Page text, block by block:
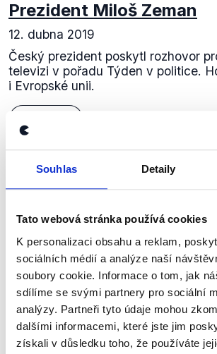
Souhlas Detaily
Tato webová stránka používá cookies
K personalizaci obsahu a reklam,
sociálních médií a analýze naší
soubory cookie. Informace o tom, jak
sdílíme se svými partnery pro sociální
analýzy. Partneři tyto údaje mohou
dalšími informacemi, které jste jim
získali v důsledku toho, že používáte
Prezident Miloš Zeman
12. dubna 2019
Český prezident poskytl rozhovor
televizi v pořadu Týden v politice.
i Evropské unii.
Zůstaňme v kontaktu
Přihlaste se k odběru našeho
newsletteru nebo
kanálu, kde pravidelně
shrnutí nejzajímavějších
Začněte nás odebírat, a
přehled o tom, jaké
nepravdy se zrovna v